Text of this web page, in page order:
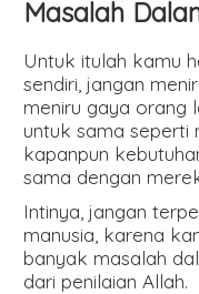
Masalah
Untuk itulah kamu
sendiri, jangan
meniru gaya orang
untuk sama seperti
kapanpun
sama dengan
Intinya, jangan
manusia, karena
banyak masalah
dari penilaian Allah.